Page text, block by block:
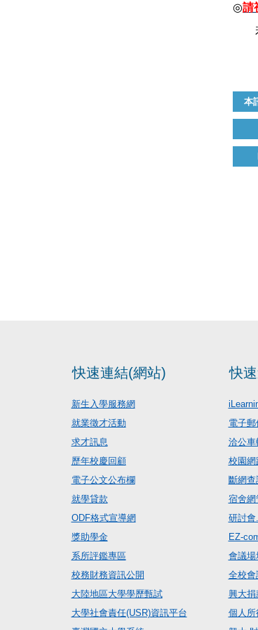
◎請
本
快速連結(網站)
新生入學服務網
就業徵才活動
求才訊息
歷年校慶回顧
電子公文公布欄
就學貸款
ODF格式宣導網
獎助學金
系所評鑑專區
校務財務資訊公開
大陸地區大學學歷甄試
大學社會責任(USR)資訊平台
快
電子郵
洽公車
校園網
斷網查
宿舍網
研討會
EZ-
會議場
全校會
興大捐
個人所